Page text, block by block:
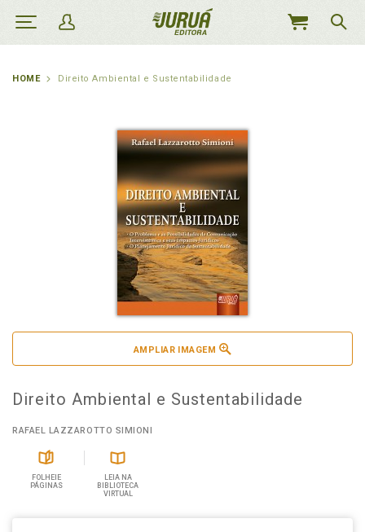
MEU
HOME Direito Ambiental e Sustentabilidade
AMPLIAR IMAGEM
Direito Ambiental e Sustentabilidade
RAFAEL LAZZAROTTO SIMIONI
FOLHEIE
PÁGINAS
LEIA NA
BIBLIOTECA
VIRTUAL